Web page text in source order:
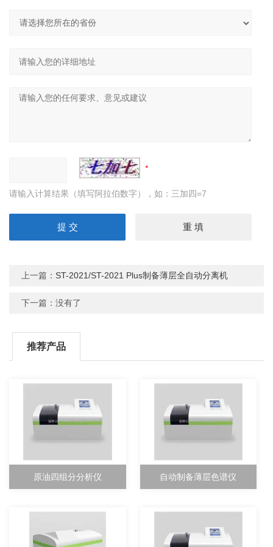
请输入计算结果（填写阿拉伯数字），如：三加四=7
上一篇： ST-2021/ST-2021 Plus制备薄层全自动分离机
下一篇：没有了
推荐产品
原油四组分分析仪 自动制备薄层色谱仪